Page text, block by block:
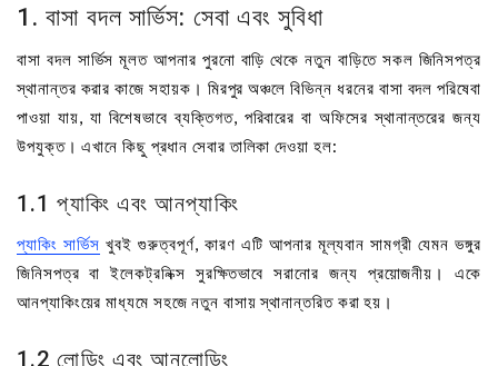
1. বাসা বদল সার্ভিস: সেবা এবং সুবিধা
বাসা বদল সার্ভিস মূলত আপনার পুরনো বাড়ি থেকে নতুন বাড়িতে সকল জিনিসপত্র
স্থানান্তর করার কাজে সহায়ক। মিরপুর অঞ্চলে বিভিন্ন ধরনের বাসা বদল পরিষেবা
পাওয়া যায়, যা বিশেষভাবে ব্যক্তিগত, পরিবারের বা অফিসের স্থানান্তরের জন্য
উপযুক্ত। এখানে কিছু প্রধান সেবার তালিকা দেওয়া হল:
1.1 প্যাকিং এবং আনপ্যাকিং
প্যাকিং সার্ভিস খুবই গুরুত্বপূর্ণ, কারণ এটি আপনার মূল্যবান সামগ্রী যেমন ভঙ্গুর
জিনিসপত্র বা ইলেকট্রনিক্স সুরক্ষিতভাবে সরানোর জন্য প্রয়োজনীয়। একে
আনপ্যাকিংয়ের মাধ্যমে সহজে নতুন বাসায় স্থানান্তরিত করা হয়।
1.2 লোডিং এবং আনলোডিং